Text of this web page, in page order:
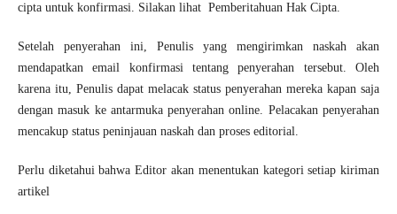
cipta untuk konfirmasi. Silakan lihat Pemberitahuan Hak Cipta.
Setelah penyerahan ini, Penulis yang mengirimkan naskah akan
mendapatkan email konfirmasi tentang penyerahan tersebut. Oleh
karena itu, Penulis dapat melacak status penyerahan mereka kapan saja
dengan masuk ke antarmuka penyerahan online. Pelacakan penyerahan
mencakup status peninjauan naskah dan proses editorial.
Perlu diketahui bahwa Editor akan menentukan kategori setiap kiriman
artikel